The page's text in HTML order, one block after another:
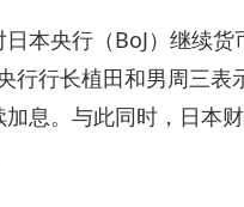
本央行（BoJ）继续
行行长植田和男周三
息。与此同时，日本